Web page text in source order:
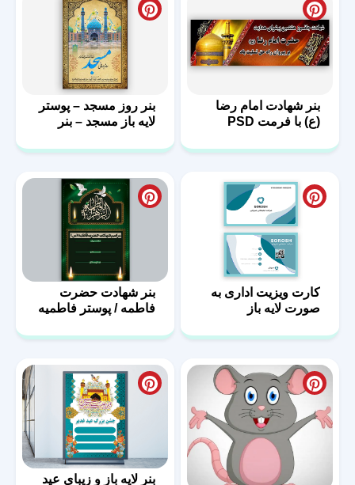
بنر شهادت امام رضا
(ع) با فرمت PSD
بنر روز مسجد – پوستر
لایه باز مسجد – بنر
کارت ویزیت اداری به
صورت لایه باز
بنر شهادت حضرت
فاطمه / پوستر فاطمیه
بنر لایه باز و زیبای عید